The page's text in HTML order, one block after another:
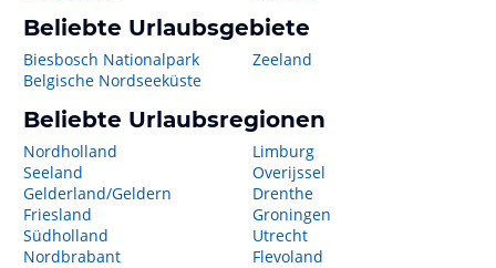
Beliebte Urlaubsgebiete
Biesbosch Nationalpark
Belgische Nordseeküste
Zeeland
Beliebte Urlaubsregionen
Nordholland
Seeland
Gelderland/Geldern
Friesland
Südholland
Nordbrabant
Limburg
Overijssel
Drenthe
Groningen
Utrecht
Flevoland